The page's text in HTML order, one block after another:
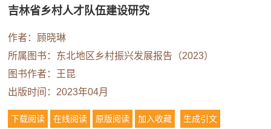
吉林省乡村人才队伍建设研究
作者：顾晓琳
所属图书： 东北地区乡村振兴发展报告（2023）
图书作者： 王昆
出版时间：2023年04月
下载阅读 在线阅读 原版阅读 加入收藏 生成引文